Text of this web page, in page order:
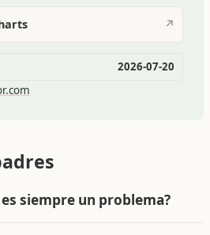
↗
2026-07-20
siempre un problema?